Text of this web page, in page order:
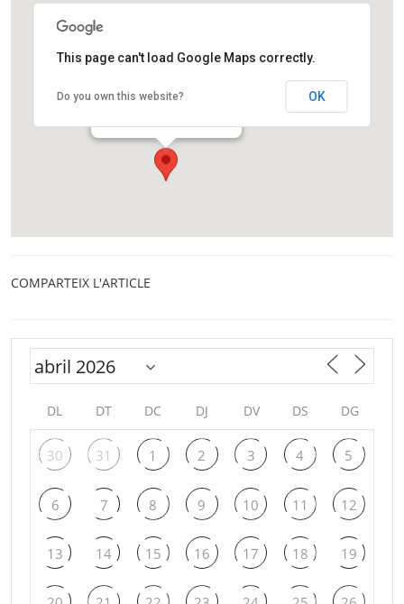
Centre Cívic Baró de Viver
C. de Quito, 8-10
This page can't load Google Maps correctly.
Do you own this website? OK
COMPARTEIX L'ARTICLE
DL DT DC DJ DV DS DG
30 31 1 2 3 4 5
6 7 8 9 10 11 12
13 14 15 16 17 18 19